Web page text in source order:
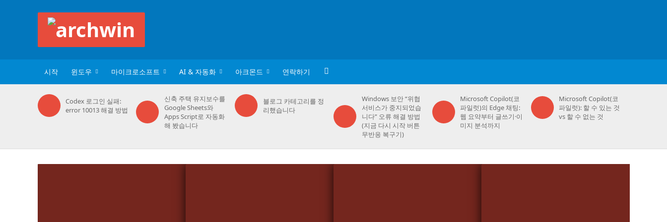
시작 윈도우 마이크로소프트 AI & 자동화 아크몬드 연락하기
Codex 로그인 실패:
error 10013 해결 방법
신축 주택 유지보수를
Google Sheets와
Apps Script로 자동화
해 봤습니다
블로그 카테고리를 정
리했습니다
Windows 보안 “위협
서비스가 중지되었습
니다” 오류 해결 방법
(지금 다시 시작 버튼
무반응 복구기)
Microsoft Copilot(코
파일럿)의 Edge 채팅:
웹 요약부터 글쓰기·이
미지 분석까지
Microsoft Copilot(코
파일럿): 할 수 있는 것
vs 할 수 없는 것